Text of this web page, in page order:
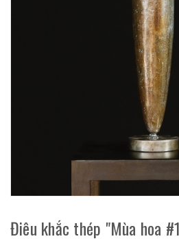
Điêu khắc thép "Mùa hoa